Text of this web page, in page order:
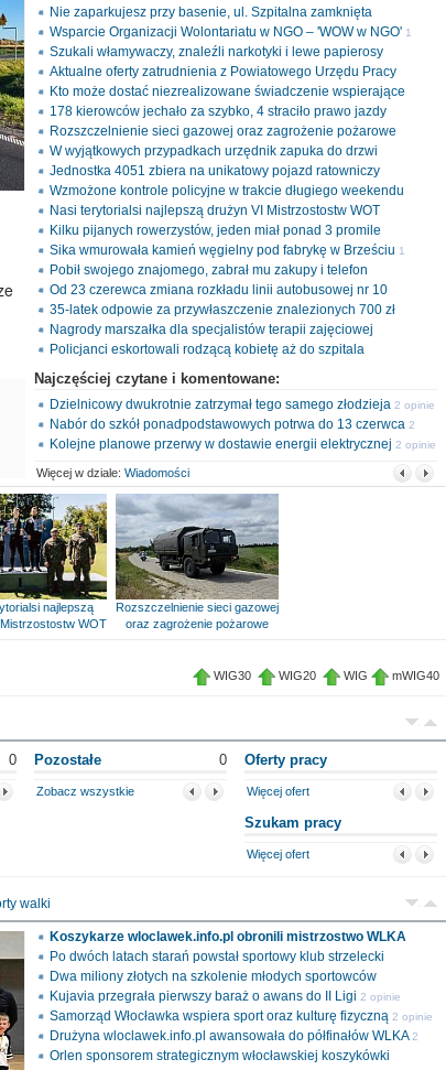
Nie zaparkujesz przy basenie, ul. Szpitalna zamknięta
Wsparcie Organizacji Wolontariatu w NGO – 'WOW w NGO' 1
opinia
Szukali włamywaczy, znaleźli narkotyki i lewe papierosy
Aktualne oferty zatrudnienia z Powiatowego Urzędu Pracy
Kto może dostać niezrealizowane świadczenie wspierające
178 kierowców jechało za szybko, 4 straciło prawo jazdy
Rozszczelnienie sieci gazowej oraz zagrożenie pożarowe
W wyjątkowych przypadkach urzędnik zapuka do drzwi
Jednostka 4051 zbiera na unikatowy pojazd ratowniczy
Wzmożone kontrole policyjne w trakcie długiego weekendu
Nasi terytorialsi najlepszą drużyn VI Mistrzostostw WOT
Kilku pijanych rowerzystów, jeden miał ponad 3 promile
Sika wmurowała kamień węgielny pod fabrykę w Brześciu 1
opinia
Pobił swojego znajomego, zabrał mu zakupy i telefon
Od 23 czerewca zmiana rozkładu linii autobusowej nr 10
35-latek odpowie za przywłaszczenie znalezionych 700 zł
Nagrody marszałka dla specjalistów terapii zajęciowej
Policjanci eskortowali rodzącą kobietę aż do szpitala
Najczęściej czytane i komentowane:
Dzielnicowy dwukrotnie zatrzymał tego samego złodzieja 2 opinie
Nabór do szkół ponadpodstawowych potrwa do 13 czerwca 2
opinie
Kolejne planowe przerwy w dostawie energii elektrycznej 2 opinie
Więcej w dziale: Wiadomości
najlepszą
WOT
Rozszczelnienie sieci gazowej
oraz zagrożenie pożarowe
WIG30 WIG20 WIG mWIG40
0 Pozostałe 0
Zobacz wszystkie
Oferty pracy
Więcej ofert
Szukam pracy
Więcej ofert
walki
Koszykarze wloclawek.info.pl obronili mistrzostwo WLKA
Po dwóch latach starań powstał sportowy klub strzelecki
Dwa miliony złotych na szkolenie młodych sportowców
Kujavia przegrała pierwszy baraż o awans do II Ligi 2 opinie
Samorząd Włocławka wspiera sport oraz kulturę fizyczną 2 opinie
Drużyna wloclawek.info.pl awansowała do półfinałów WLKA 2
opinie
Orlen sponsorem strategicznym włocławskiej koszykówki